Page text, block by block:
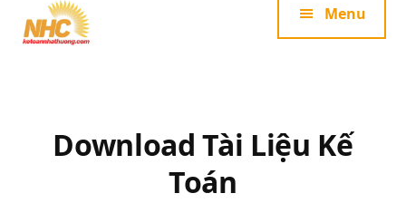
menu
vụ
kế
Menu
Download Tài Liệu Kế
Toán